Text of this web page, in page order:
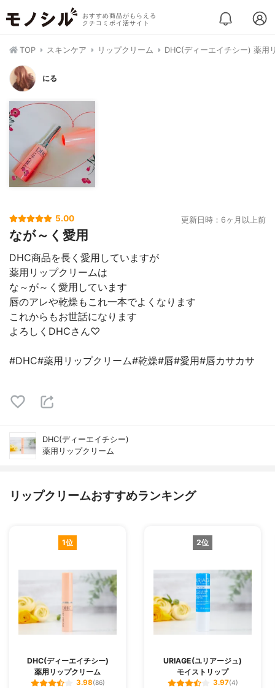
おすすめ商品がもらえる
クチコミポイ活サイト
TOP スキンケア リップクリーム DHC(ディーエイチシー) 薬用
にる
5.00 更新日時：6ヶ月以上前
なが～く愛用
DHC商品を長く愛用していますが
薬用リップクリームは
な～が～く愛用しています
唇のアレや乾燥もこれ一本でよくなります
これからもお世話になります
よろしくDHCさん♡
#DHC#薬用リップクリーム#乾燥#唇#愛用#唇カサカサ
DHC(ディーエイチシー)
薬用リップクリーム
リップクリームおすすめランキング
1位
DHC(ディーエイチシー)
薬用リップクリーム
3.98(86)
2位
URIAGE(ユリアージュ)
モイストリップ
3.97(4)